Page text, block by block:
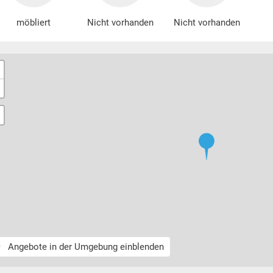
möbliert Nicht vorhanden Nicht vorhanden
Angebote in der Umgebung einblenden